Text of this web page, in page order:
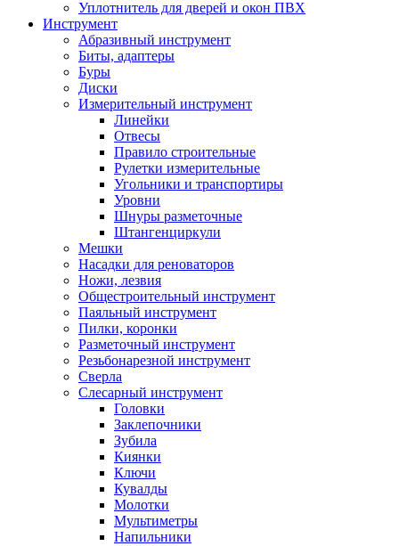
Уплотнитель для дверей и окон ПВХ
Инструмент
Абразивный инструмент
Биты, адаптеры
Буры
Диски
Измерительный инструмент
Линейки
Отвесы
Правило строительные
Рулетки измерительные
Угольники и транспортиры
Уровни
Шнуры разметочные
Штангенциркули
Мешки
Насадки для реноваторов
Ножи, лезвия
Общестроительный инструмент
Паяльный инструмент
Пилки, коронки
Разметочный инструмент
Резьбонарезной инструмент
Сверла
Слесарный инструмент
Головки
Заклепочники
Зубила
Киянки
Ключи
Кувалды
Молотки
Мультиметры
Напильники